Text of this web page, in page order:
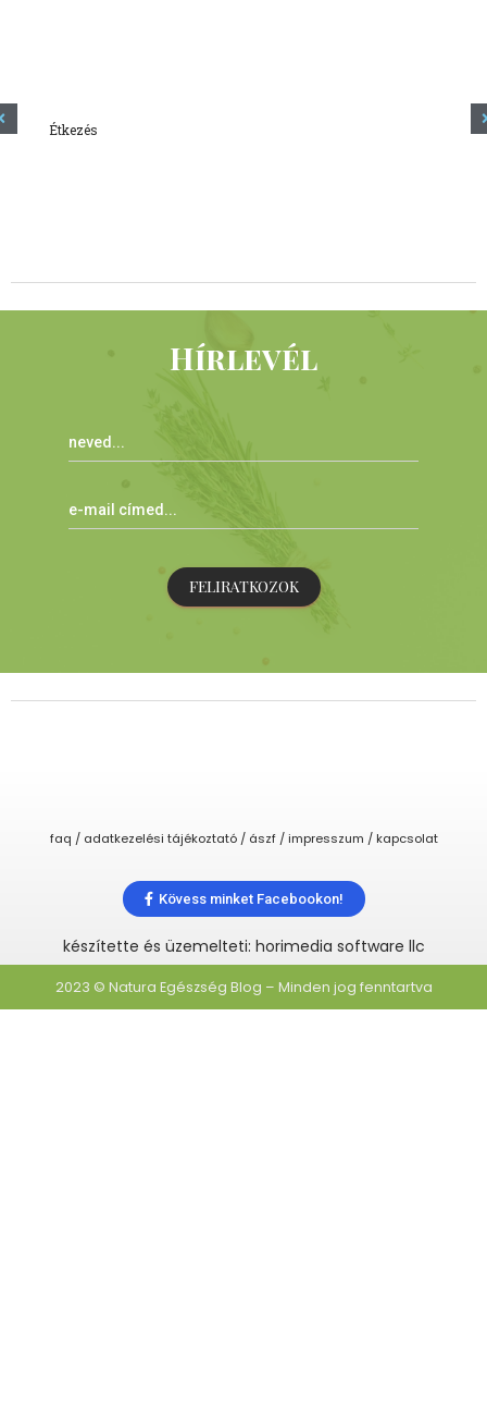
Étkezés
Hírlevél
FELIRATKOZOK
faq / adatkezelési tájékoztató / ászf / impresszum / kapcsolat
Kövess minket Facebookon!
készítette és üzemelteti: horimedia software llc
2023 © Natura Egészség Blog – Minden jog fenntartva